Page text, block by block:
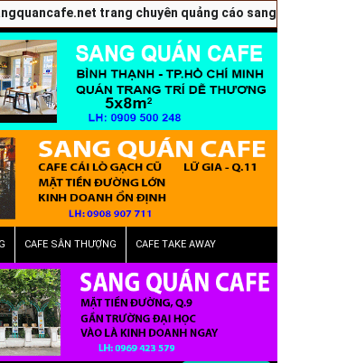
trang chuyên quảng cáo sang quán cafe VP,
CAFE SÂN THƯỢNG CAFE TAKE AWAY